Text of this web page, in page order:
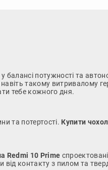
балансі потужності та
такому витривалому
тебе кожного дня.
та потертості. Купити
Redmi 10 Prime
від контакту з пилом та